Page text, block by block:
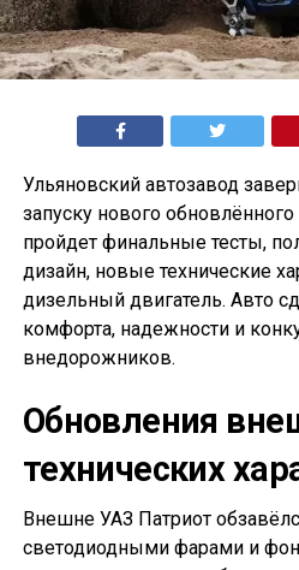
Ульяновский автозавод
запуску нового
пройдет финальные тесты,
дизайн, новые технические
дизельный двигатель. Авто
комфорта, надежности и
внедорожников.
Обновления
технических
Внешне УАЗ Патриот
светодиодными фарами и